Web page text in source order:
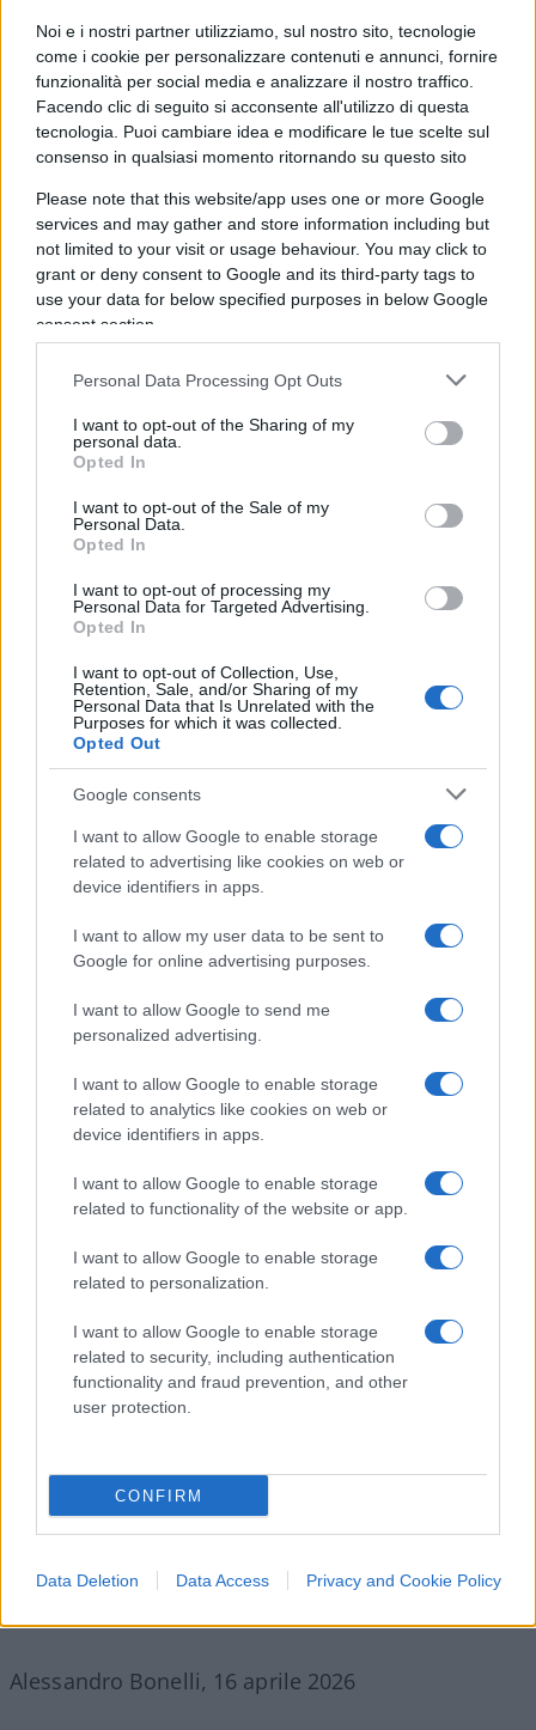
Noi e i nostri partner utilizziamo, sul nostro sito, tecnologie
come i cookie per personalizzare contenuti e annunci, fornire
funzionalità per social media e analizzare il nostro traffico.
Facendo clic di seguito si acconsente all'utilizzo di questa
tecnologia. Puoi cambiare idea e modificare le tue scelte sul
consenso in qualsiasi momento ritornando su questo sito
Please note that this website/app uses one or more Google
services and may gather and store information including but
not limited to your visit or usage behaviour. You may click to
grant or deny consent to Google and its third-party tags to
use your data for below specified purposes in below Google
consent section.
Personal Data Processing Opt Outs
I want to opt-out of the Sharing of my
personal data.
Opted In
I want to opt-out of the Sale of my
Personal Data.
Opted In
I want to opt-out of processing my
Personal Data for Targeted Advertising.
Opted In
I want to opt-out of Collection, Use,
Retention, Sale, and/or Sharing of my
Personal Data that Is Unrelated with the
Purposes for which it was collected.
Opted Out
Google consents
I want to allow Google to enable storage
related to advertising like cookies on web or
device identifiers in apps.
I want to allow my user data to be sent to
Google for online advertising purposes.
I want to allow Google to send me
personalized advertising.
I want to allow Google to enable storage
related to analytics like cookies on web or
device identifiers in apps.
I want to allow Google to enable storage
related to functionality of the website or app.
I want to allow Google to enable storage
related to personalization.
I want to allow Google to enable storage
related to security, including authentication
functionality and fraud prevention, and other
user protection.
CONFIRM
Data Deletion Data Access Privacy and Cookie Policy
coraggio straordinario. E poi studenti, lavoratori,
commercianti che hanno riempito le piazze
gridando“Morte al regime”, sfidando i pasdaran
e la polizia morale. Centinaia di morti, migliaia di
arresti e torture non hanno spento del tutto la
Altra cosa è il regime della Repubblica Islamica, al
potere dal 1979. Gli ayatollah non rappresentano
la continuazione naturale di quella cultura: anzi,
sono coloro che la reprimono sistematicamente.
Hanno imposto una versione rigida e politicizzata
dell’islam sciita che soffoca la pluralità persiana.
Hanno reintrodotto la segregazione di genere,
censura sulla musica e sull’arte,
la limitazione
della libertà di espressione. Hanno trasformato le
moschee in strumenti di controllo, mentre
distruggevano simboli pre-islamici non utili alla
propaganda. Hanno perseguitato intellettuali laici
e giovani che ascoltano musica occidentale o
postano foto senza hijab.
Leggi anche:
Iran 1979: come nacque la Repubblica Islamica
tra promesse e inganni
42mila innocenti
I tweet “simpatici”
sulle affinità tra Iran e Italia e
le battute scherzose sul gelato servono proprio a
eliminare subdolamente questa distinzione.
Vogliono far credere che criticare il regime
significhi odiare la Persia millenaria. È il contrario:
chi ama davvero la cultura persiana deve opporsi
a chi la imprigiona sotto un velo.
Per questa ragione, davanti a simili tentativi,
l’Italia e l’Europa farebbero bene a rispondere
con chiarezza. L’Occidente deve aiutare e
supportare chi, a Teheran, nelle università o in
deve confondere la propaganda social della
Repubblica Islamica con la voce autentica di quel
popolo. La cortesia digitale di oggi nasconde la
repressione di sempre.
Alessandro Bonelli, 16 aprile 2026